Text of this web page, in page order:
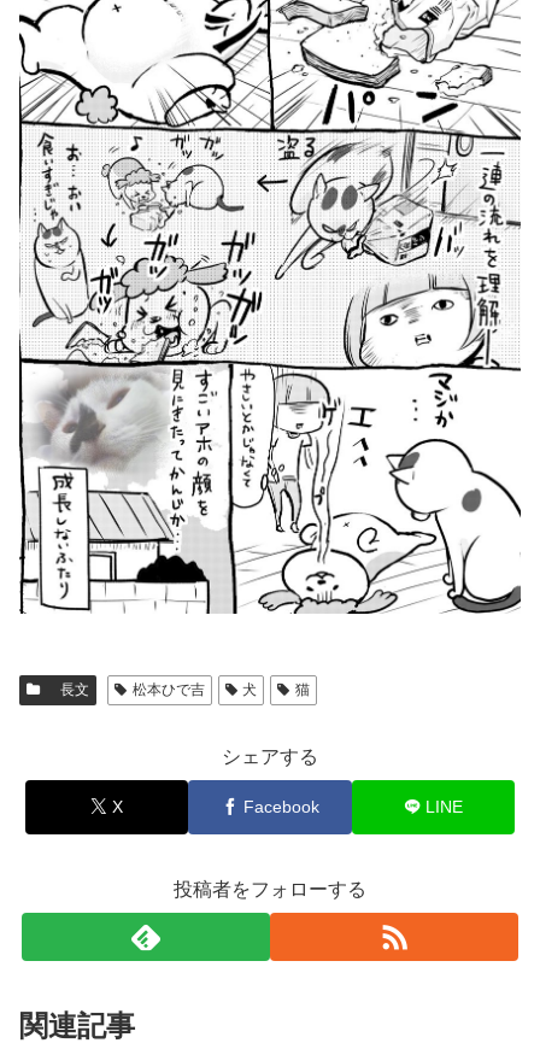
長文 松本ひで吉 犬 猫
シェアする
X Facebook LINE
投稿者をフォローする
関連記事